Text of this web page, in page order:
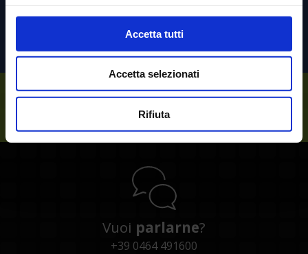
Accetta tutti
Accetta selezionati
Rifiuta
Scopri le altre soluzioni per
Sempre al tuo
Vuoi parlarne?
+39 0464 491600